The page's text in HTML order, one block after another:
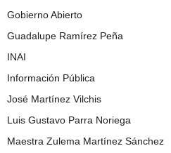
Gobierno Abierto
Guadalupe Ramírez Peña
INAI
Información Pública
José Martínez Vilchis
Luis Gustavo Parra Noriega
Maestra Zulema Martínez Sánchez